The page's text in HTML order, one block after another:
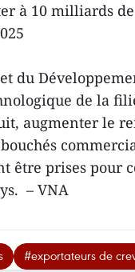
à 10 milliards
du
de la
augmenter le
être prises pour
– VNA
#exportateurs de